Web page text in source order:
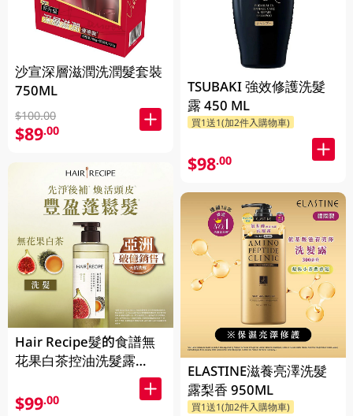
沙宣深層滋潤洗潤髮套裝
750ML
$100.00
$89.00
Hair Recipe髮的食譜無
花果白茶控油洗髮露
510ML(新舊裝隨機發貨)
$99.00
TSUBAKI 強效修護洗髮
露 450 ML
買1送1(加2件入購物車)
$98.00
ELASTINE滋養亮澤洗髮
露梨香 950ML
買1送1(加2件入購物車)